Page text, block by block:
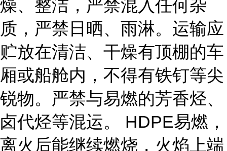
燥、整洁，严禁混入任何杂
质，严禁日晒、雨淋。运输应
贮放在清洁、干燥有顶棚的车
厢或船舱内，不得有铁钉等尖
锐物。严禁与易燃的芳香烃、
卤代烃等混运。 HDPE易燃，
离火后能继续燃烧，火焰上端